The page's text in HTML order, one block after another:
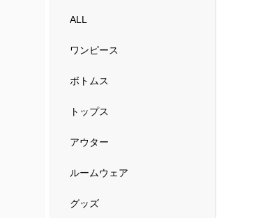
ALL
ワンピース
ボトムス
トップス
アウター
ルームウェア
グッズ